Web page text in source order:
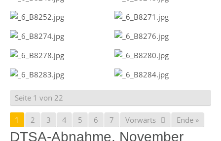
Seite 1 von 22
1 2 3 4 5 6 7 Vorwärts Ende »
DTSA-Abnahme, November